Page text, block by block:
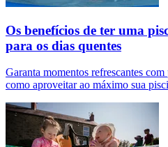
Os benefícios de ter uma
para os dias quentes
Garanta momentos refrescantes
como aproveitar ao máximo sua